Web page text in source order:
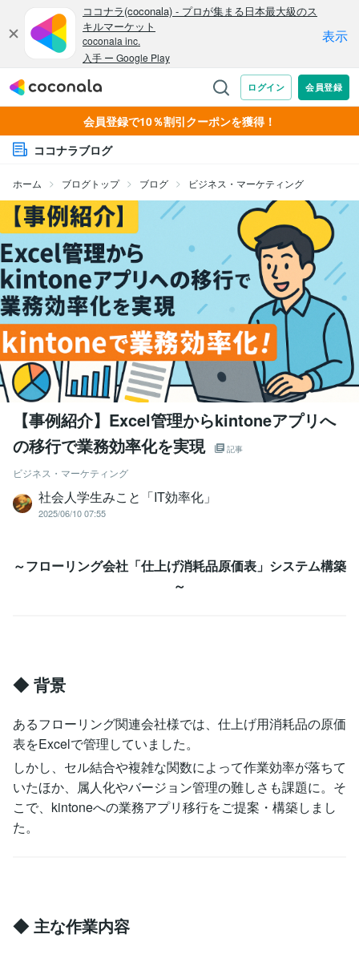
会員登録で10％割引クーポンを獲得！
ココナラブログ
ホーム ブログトップ ブログ ビジネス・マーケティング
【事例紹介】Excel管理からkintoneアプリへ
の移行で業務効率化を実現
記事
ビジネス・マーケティング
社会人学生みこと「IT効率化」
2025/06/10 07:55
～フローリング会社「仕上げ消耗品原価表」システム構築
～
◆ 背景
あるフローリング関連会社様では、仕上げ用消耗品の原価
表をExcelで管理していました。
しかし、セル結合や複雑な関数によって作業効率が落ちて
いたほか、属人化やバージョン管理の難しさも課題に。そ
こで、kintoneへの業務アプリ移行をご提案・構築しまし
た。
◆ 主な作業内容